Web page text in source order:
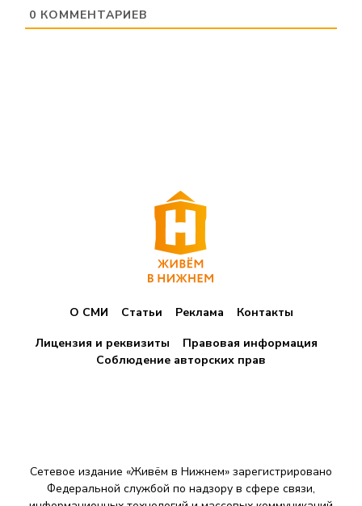
0 КОММЕНТАРИЕВ
О СМИ Статьи Реклама
Контакты
Лицензия и реквизиты
Правовая информация
Соблюдение авторских прав
Сетевое издание «Живём в Нижнем» зарегистрировано
Федеральной службой по надзору в сфере связи,